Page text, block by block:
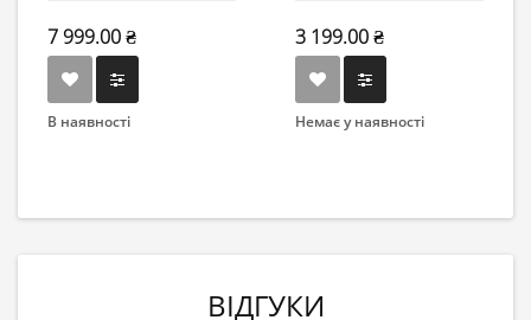
7 999.00 ₴
В наявності
3 199.00 ₴
Немає у наявності
ВІДГУКИ